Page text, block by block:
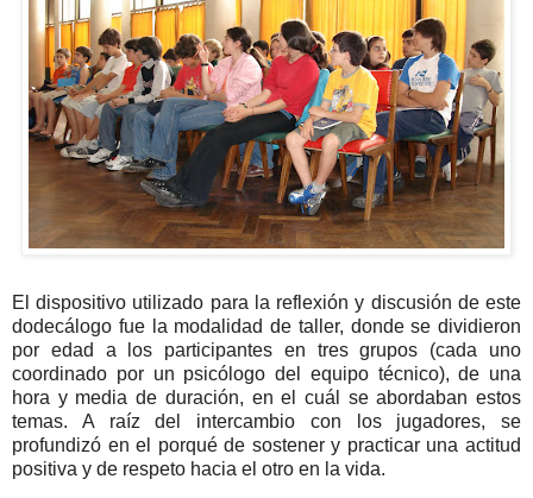
El dispositivo utilizado para la reflexión y discusión de este
dodecálogo fue la modalidad de taller, donde se dividieron
por edad a los participantes en tres grupos (cada uno
coordinado por un psicólogo del equipo técnico), de una
hora y media de duración, en el cuál se abordaban estos
temas. A raíz del intercambio con los jugadores, se
profundizó en el porqué de sostener y practicar una actitud
positiva y de respeto hacia el otro en la vida.